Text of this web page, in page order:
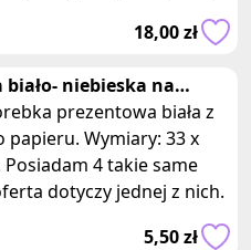
18,00 zł
biało- niebieska na
komunijnyprezentowa biała z
papieru. Wymiary: 33 x
Posiadam 4 takie same
dotyczy jednej z nich.
5,50 zł